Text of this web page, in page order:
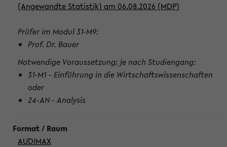
(Angewandte Statistik) am 06.08.2026 (MDP)
Prüfer im Modul 31-M9:
Prof. Dr. Bauer
Notwendige Voraussetzung; je nach Studiengang:
31-M1 - Einführung in die Wirtschaftswissenschaften
oder
24-AN - Analysis
AUDIMAX